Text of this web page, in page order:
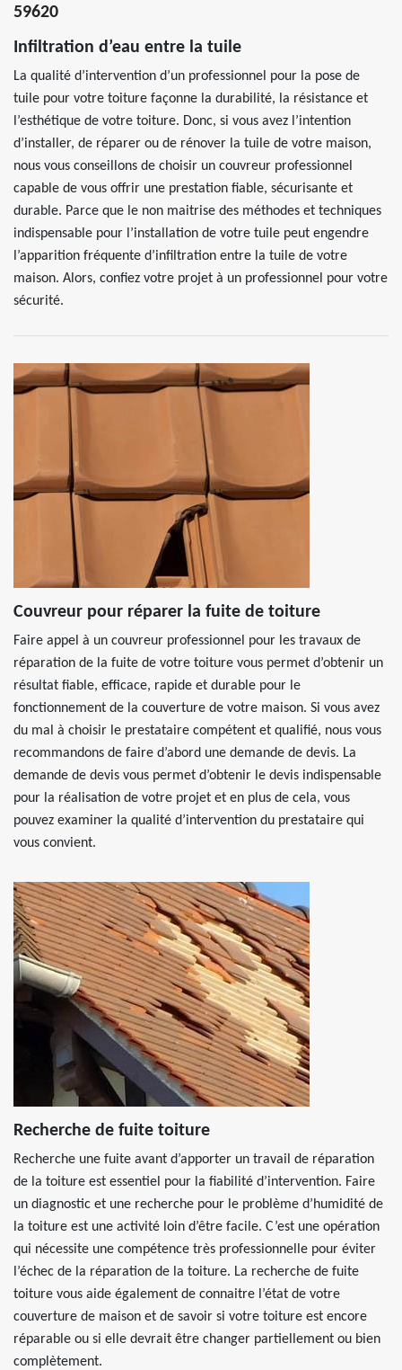
59620
Infiltration d’eau entre la tuile
La qualité d’intervention d’un professionnel pour la pose de
tuile pour votre toiture façonne la durabilité, la résistance et
l’esthétique de votre toiture. Donc, si vous avez l’intention
d’installer, de réparer ou de rénover la tuile de votre maison,
nous vous conseillons de choisir un couvreur professionnel
capable de vous offrir une prestation fiable, sécurisante et
durable. Parce que le non maitrise des méthodes et techniques
indispensable pour l’installation de votre tuile peut engendre
l’apparition fréquente d’infiltration entre la tuile de votre
maison. Alors, confiez votre projet à un professionnel pour votre
sécurité.
Couvreur pour réparer la fuite de toiture
Faire appel à un couvreur professionnel pour les travaux de
réparation de la fuite de votre toiture vous permet d’obtenir un
résultat fiable, efficace, rapide et durable pour le
fonctionnement de la couverture de votre maison. Si vous avez
du mal à choisir le prestataire compétent et qualifié, nous vous
recommandons de faire d’abord une demande de devis. La
demande de devis vous permet d’obtenir le devis indispensable
pour la réalisation de votre projet et en plus de cela, vous
pouvez examiner la qualité d’intervention du prestataire qui
vous convient.
Recherche de fuite toiture
Recherche une fuite avant d’apporter un travail de réparation
de la toiture est essentiel pour la fiabilité d’intervention. Faire
un diagnostic et une recherche pour le problème d’humidité de
la toiture est une activité loin d’être facile. C’est une opération
qui nécessite une compétence très professionnelle pour éviter
l’échec de la réparation de la toiture. La recherche de fuite
toiture vous aide également de connaitre l’état de votre
couverture de maison et de savoir si votre toiture est encore
réparable ou si elle devrait être changer partiellement ou bien
complètement.